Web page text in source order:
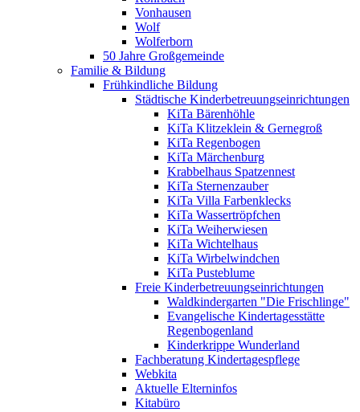
Vonhausen
Wolf
Wolferborn
50 Jahre Großgemeinde
Familie & Bildung
Frühkindliche Bildung
Städtische Kinderbetreuungseinrichtungen
KiTa Bärenhöhle
KiTa Klitzeklein & Gernegroß
KiTa Regenbogen
KiTa Märchenburg
Krabbelhaus Spatzennest
KiTa Sternenzauber
KiTa Villa Farbenklecks
KiTa Wassertröpfchen
KiTa Weiherwiesen
KiTa Wichtelhaus
KiTa Wirbelwindchen
KiTa Pusteblume
Freie Kinderbetreuungseinrichtungen
Waldkindergarten "Die Frischlinge"
Evangelische Kindertagesstätte
Regenbogenland
Kinderkrippe Wunderland
Fachberatung Kindertagespflege
Webkita
Aktuelle Elterninfos
Kitabüro